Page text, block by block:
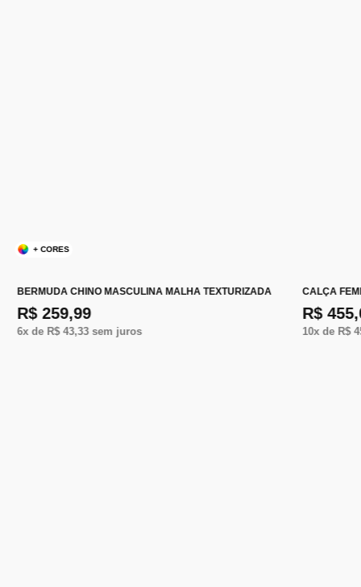
+ CORES
BERMUDA CHINO MASCULINA MALHA TEXTURIZADA
R$ 259,99
6x de R$ 43,33sem juros
CALÇA
R$
10x de R$